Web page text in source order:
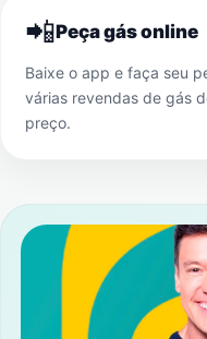
📲Peça gás online
Baixe o app e faça seu
várias revendas de gás
preço.